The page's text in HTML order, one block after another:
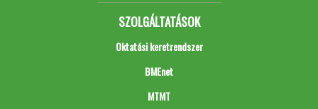
SZOLGÁLTATÁSOK
Oktatási keretrendszer
BMEnet
MTMT